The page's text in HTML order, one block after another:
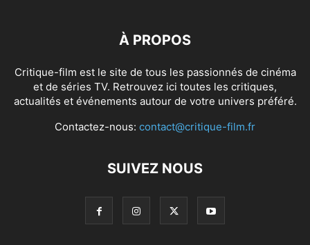
À PROPOS
Critique-film est le site de tous les passionnés de cinéma
et de séries TV. Retrouvez ici toutes les critiques,
actualités et événements autour de votre univers préféré.
Contactez-nous: contact@critique-film.fr
SUIVEZ NOUS